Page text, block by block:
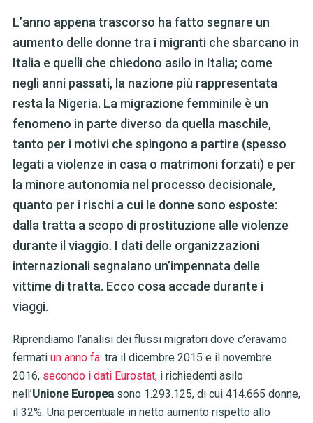
L’anno appena trascorso ha fatto segnare un
aumento delle donne tra i migranti che sbarcano in
Italia e quelli che chiedono asilo in Italia; come
negli anni passati, la nazione più rappresentata
resta la Nigeria. La migrazione femminile è un
fenomeno in parte diverso da quella maschile,
tanto per i motivi che spingono a partire (spesso
legati a violenze in casa o matrimoni forzati) e per
la minore autonomia nel processo decisionale,
quanto per i rischi a cui le donne sono esposte:
dalla tratta a scopo di prostituzione alle violenze
durante il viaggio. I dati delle organizzazioni
internazionali segnalano un’impennata delle
vittime di tratta. Ecco cosa accade durante i
viaggi.
Riprendiamo l’analisi dei flussi migratori dove c’eravamo
fermati un anno fa: tra il dicembre 2015 e il novembre
2016, secondo i dati Eurostat, i richiedenti asilo
nell’Unione Europeasono 1.293.125, di cui 414.665 donne,
il 32%. Una percentuale in netto aumento rispetto allo